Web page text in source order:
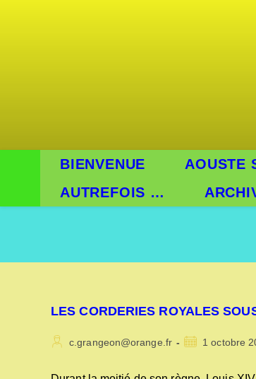
BIENVENUE AOUSTE
AUTREFOIS …
LES CORDERIES ROYALES
Auteur/autrice
c.grangeon@orange.fr
Publication
1 octobre